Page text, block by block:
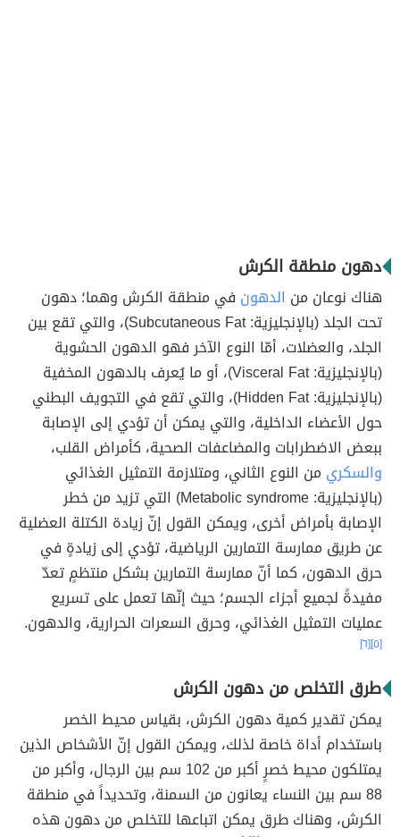
دهون منطقة الكرش
هناك نوعان من الدهون في منطقة الكرش وهما؛ دهون
تحت الجلد (بالإنجليزية: Subcutaneous Fat)، والتي تقع بين
الجلد، والعضلات، أمّا النوع الآخر فهو الدهون الحشوية
(بالإنجليزية: Visceral Fat)، أو ما يُعرف بالدهون المخفية
(بالإنجليزية: Hidden Fat)، والتي تقع في التجويف البطني
حول الأعضاء الداخلية، والتي يمكن أن تؤدي إلى الإصابة
ببعض الاضطرابات والمضاعفات الصحية، كأمراض القلب،
والسكري من النوع الثاني، ومتلازمة التمثيل الغذائي
(بالإنجليزية: Metabolic syndrome) التي تزيد من خطر
الإصابة بأمراض أخرى، ويمكن القول إنّ زيادة الكتلة العضلية
عن طريق ممارسة التمارين الرياضية، تؤدي إلى زيادةٍ في
حرق الدهون، كما أنّ ممارسة التمارين بشكل منتظمٍ تعدّ
مفيدةً لجميع أجزاء الجسم؛ حيث إنّها تعمل على تسريع
عمليات التمثيل الغذائي، وحرق السعرات الحرارية، والدهون.
[٥] [٦]
طرق التخلص من دهون الكرش
يمكن تقدير كمية دهون الكرش، بقياس محيط الخصر
باستخدام أداة خاصة لذلك، ويمكن القول إنّ الأشخاص الذين
يمتلكون محيط خصرٍ أكبر من 102 سم بين الرجال، وأكبر من
88 سم بين النساء يعانون من السمنة، وتحديداً في منطقة
الكرش، وهناك طرق يمكن اتباعها للتخلص من دهون هذه